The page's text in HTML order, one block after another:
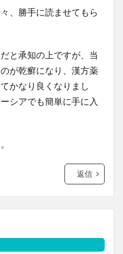
、勝手に読ませてもら
と承知の上ですが、当
が乾癬になり、漢方薬
かなり良くなりまし
シアでも簡単に手に入
返信